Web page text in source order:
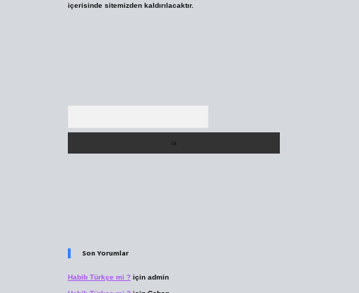
içerisinde sitemizden kaldırılacaktır.
Son Yorumlar
Habib Türkçe mi ?için admin